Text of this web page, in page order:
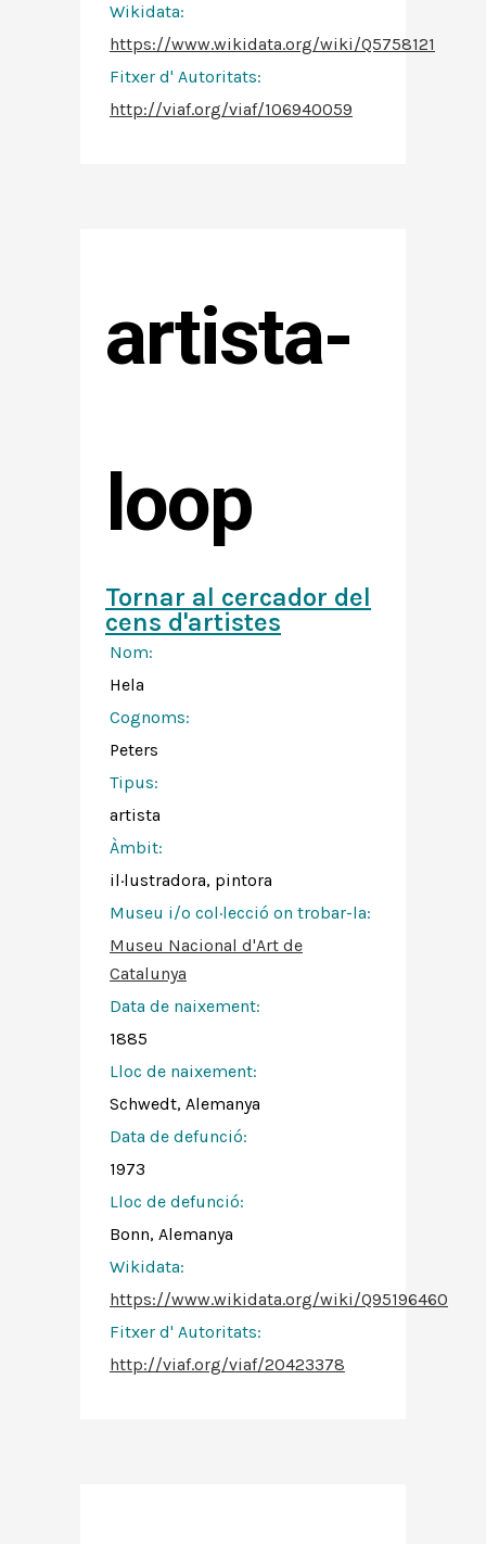
Wikidata:
https://www.wikidata.org/wiki/Q5758121
Fitxer d' Autoritats:
http://viaf.org/viaf/106940059
artista-
loop
Tornar al cercador del
cens d'artistes
Nom:
Hela
Cognoms:
Peters
Tipus:
artista
Àmbit:
il·lustradora, pintora
Museu i/o col·lecció on trobar-la:
Museu Nacional d'Art de
Catalunya
Data de naixement:
1885
Lloc de naixement:
Schwedt, Alemanya
Data de defunció:
1973
Lloc de defunció:
Bonn, Alemanya
Wikidata:
https://www.wikidata.org/wiki/Q95196460
Fitxer d' Autoritats:
http://viaf.org/viaf/20423378